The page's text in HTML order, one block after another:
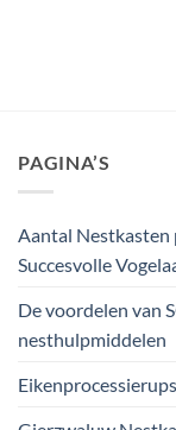
PAGINA’S
Aantal Nestkasten
Succesvolle
De voordelen van
nesthulpmiddelen